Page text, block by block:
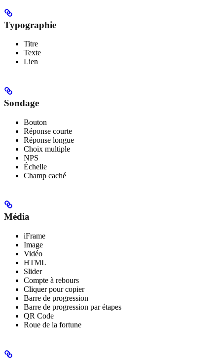
Typographie
Titre
Texte
Lien
Sondage
Bouton
Réponse courte
Réponse longue
Choix multiple
NPS
Échelle
Champ caché
Média
iFrame
Image
Vidéo
HTML
Slider
Compte à rebours
Cliquer pour copier
Barre de progression
Barre de progression par étapes
QR Code
Roue de la fortune